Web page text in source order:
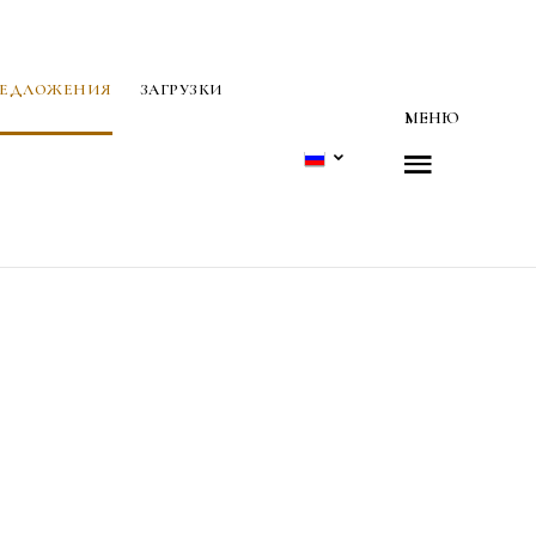
ЗАГРУЗКИ
МЕНЮ